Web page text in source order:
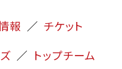
報
チケット
トップチーム